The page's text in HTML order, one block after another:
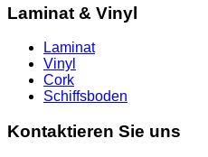
Laminat & Vinyl
Laminat
Vinyl
Cork
Schiffsboden
Kontaktieren Sie uns